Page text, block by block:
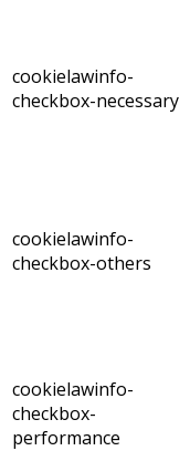
cookielawinfo-
checkbox-necessary
cookielawinfo-
checkbox-others
cookielawinfo-
checkbox-
performance